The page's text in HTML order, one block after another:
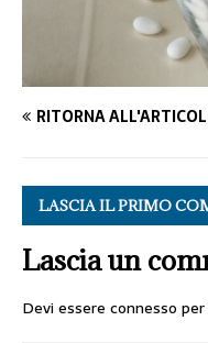
RITORNA
LASCIA IL PRIMO
Lascia un
Devi essere connesso